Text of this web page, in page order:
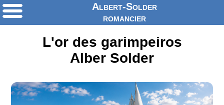
Albert-Solder
romancier
L'or des garimpeiros
Alber Solder